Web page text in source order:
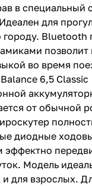
в специальный
для
Bluetooth
позволит
во время
6,5 Сlassic
от обычной
диодные
эффектно
Модель
и для взрослых.